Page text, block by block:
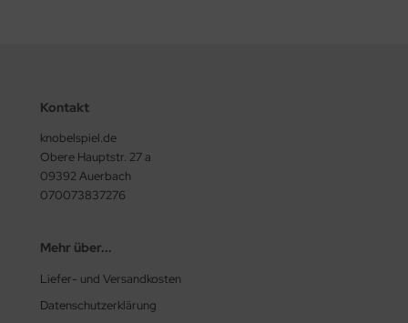
Kontakt
knobelspiel.de
Obere Hauptstr. 27 a
09392 Auerbach
070073837276
Mehr über...
Liefer- und Versandkosten
Datenschutzerklärung